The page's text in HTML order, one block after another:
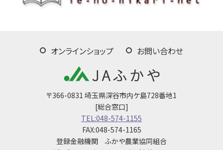
〒366-0831 埼玉県深谷市内ケ島728番地1
[総合窓口]
TEL:048-574-1155
FAX:048-574-1165
登録金融機関 ふかや農業協同組合
オンラインショップ お問い合わせ